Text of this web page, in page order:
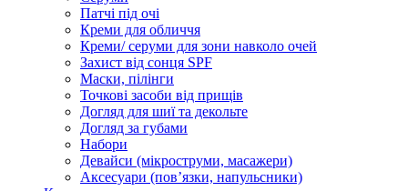
Патчі під очі
Креми для обличчя
Креми/ серуми для зони навколо очей
Захист від сонця SPF
Маски, пілінги
Точкові засоби від прищів
Догляд для шиї та декольте
Догляд за губами
Набори
Девайси (мікроструми, масажери)
Аксесуари (повʼязки, напульсники)